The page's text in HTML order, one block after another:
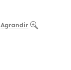
Agrandir